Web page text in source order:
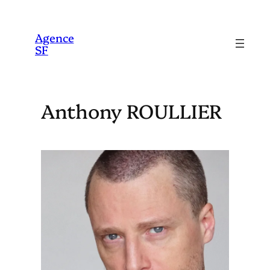
contenu
Agence
SF
Anthony ROULLIER